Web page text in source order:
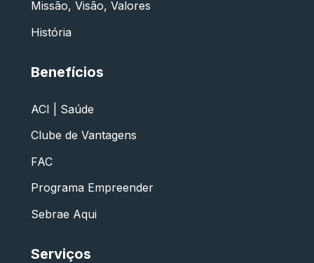
Missão, Visão, Valores
História
Benefícios
ACI | Saúde
Clube de Vantagens
FAC
Programa Empreender
Sebrae Aqui
Serviços